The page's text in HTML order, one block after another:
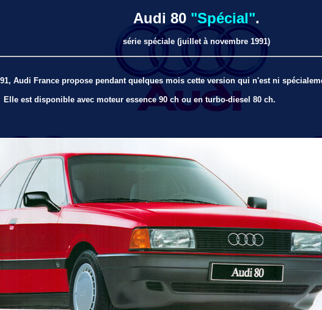
Audi 80 "Spécial".
série spéciale (juillet à novembre 1991)
Audi France propose pendant quelques mois cette version qui n'est ni
Elle est disponible avec moteur essence 90 ch ou en turbo-diesel 80 ch.